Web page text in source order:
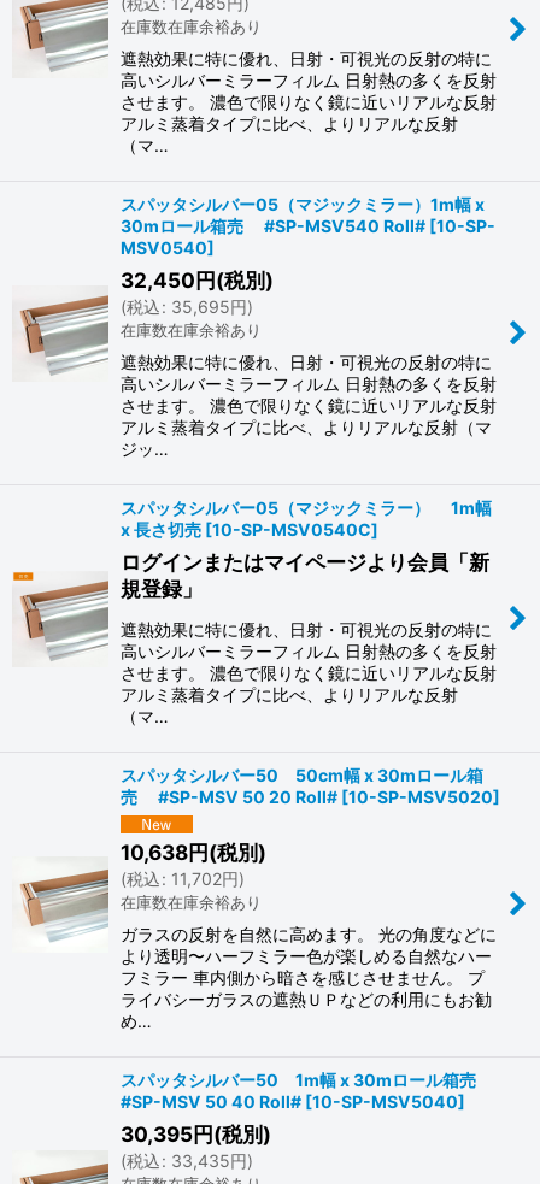
在庫数在庫余裕あり
遮熱効果に特に優れ、日射・可視光の反射の特に
高いシルバーミラーフィルム 日射熱の多くを反射
させます。 濃色で限りなく鏡に近いリアルな反射
アルミ蒸着タイプに比べ、よりリアルな反射
（マ…
スパッタシルバー05（マジックミラー）1m幅 x
30mロール箱売 #SP-MSV540 Roll# [10-SP-
MSV0540]
32,450円(税別)
(税込: 35,695円)
在庫数在庫余裕あり
遮熱効果に特に優れ、日射・可視光の反射の特に
高いシルバーミラーフィルム 日射熱の多くを反射
させます。 濃色で限りなく鏡に近いリアルな反射
アルミ蒸着タイプに比べ、よりリアルな反射（マ
ジッ…
スパッタシルバー05（マジックミラー） 1m幅
x 長さ切売 [10-SP-MSV0540C]
ログインまたはマイページより会員「新
規登録」
遮熱効果に特に優れ、日射・可視光の反射の特に
高いシルバーミラーフィルム 日射熱の多くを反射
させます。 濃色で限りなく鏡に近いリアルな反射
アルミ蒸着タイプに比べ、よりリアルな反射
（マ…
スパッタシルバー50 50cm幅 x 30mロール箱
売 #SP-MSV 50 20 Roll# [10-SP-MSV5020]
10,638円(税別)
(税込: 11,702円)
在庫数在庫余裕あり
ガラスの反射を自然に高めます。 光の角度などに
より透明〜ハーフミラー色が楽しめる自然なハー
フミラー 車内側から暗さを感じさせません。 プ
ライバシーガラスの遮熱ＵＰなどの利用にもお勧
め…
スパッタシルバー50 1m幅 x 30mロール箱売
#SP-MSV 50 40 Roll# [10-SP-MSV5040]
30,395円(税別)
(税込: 33,435円)